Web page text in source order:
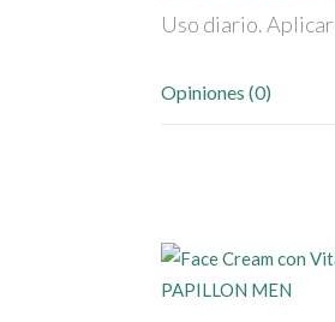
Uso diario.
Opiniones (0)